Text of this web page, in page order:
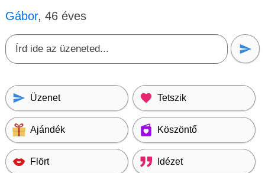
Gábor, 46 éves
Üzenet Tetszik
Ajándék Köszöntő
Flört Idézet